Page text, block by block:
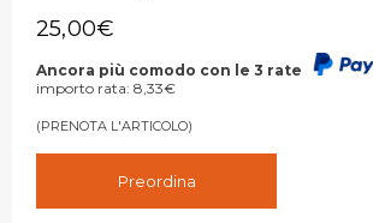
25,00€
Ancora più comodo con le 3 rate
importo rata: 8,33€
(PRENOTA L'ARTICOLO)
Preordina